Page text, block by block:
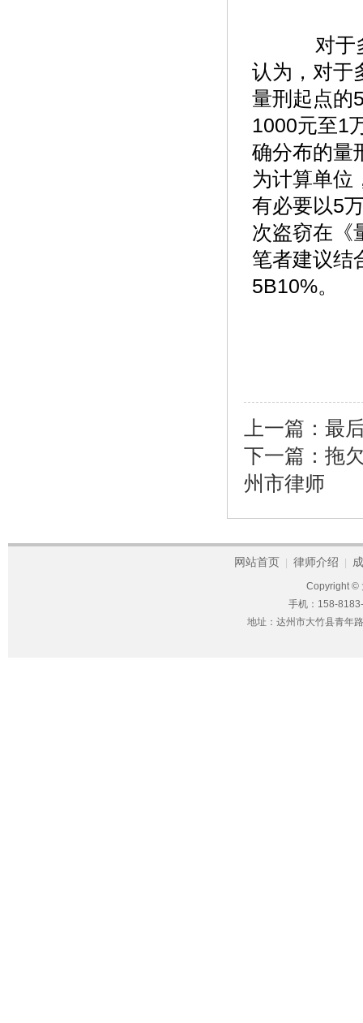
对于多
认为，对于
量刑起点的
1000元至1
确分布的量
为计算单位
有必要以5
次盗窃在《
笔者建议结
5B10%。
上一篇： 最
下一篇： 拖
州市律师
网站首页 律师介绍
Copyright ©
手机：158-
地址：达州市大竹县青年